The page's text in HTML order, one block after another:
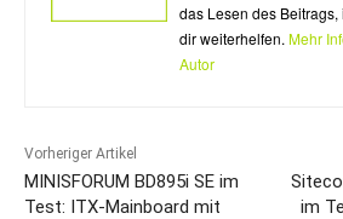
das Lesen des
dir weiterhelfen. Mehr
Autor
Vorheriger Artikel
MINISFORUM BD895i SE im
Test: ITX-Mainboard mit
im